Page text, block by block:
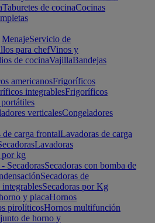
Taburetes de cocinaCocinas
MenajeServicio de
para chefVinos y
de cocinaVajillaBandejas
americanosFrigoríficos
integrablesFrigoríficos
verticalesCongeladores
de carga frontalLavadoras de carga
Lavadoras
por kg
SecadorasSecadoras con bomba de
Secadoras de
integrablesSecadoras por Kg
y placaHornos
pirolíticosHornos multifunción
de horno y